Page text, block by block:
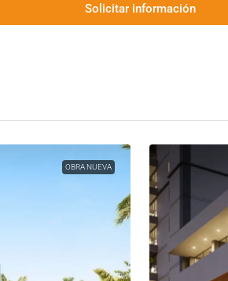
Solicitar información
OBRA NUEVA